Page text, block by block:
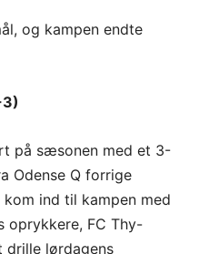
og kampen endte
3)
på sæsonen med et 3-
Odense Q forrige
ind til kampen med
oprykkere, FC Thy-
drille lørdagens